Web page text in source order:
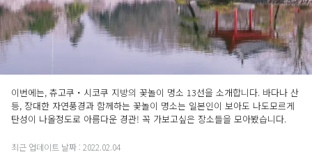
이번에는, 츄고쿠・시코쿠 지방의 꽃놀이 명소 13선을 소개합니다. 바다나 산
등, 장대한 자연풍경과 함께하는 꽃놀이 명소는 일본인이 보아도 나도모르게
탄성이 나올정도로 아름다운 경관! 꼭 가보고싶은 장소들을 모아봤습니다.
최근 업데이트 날짜 : 2022.02.04